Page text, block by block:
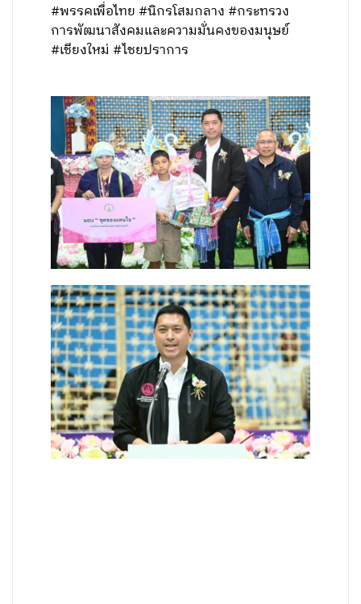
#พรรคเพื่อไทย #นิกรโสมกลาง #กระทรวง
การพัฒนาสังคมและความมั่นคงของมนุษย์
#เชียงใหม่ #ไชยปราการ